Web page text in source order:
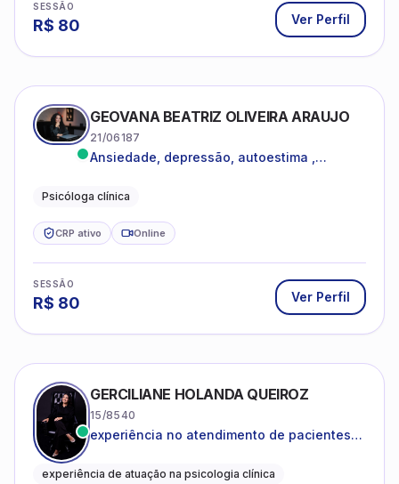
SESSÃO
R$ 80 Ver Perfil
GEOVANA BEATRIZ OLIVEIRA ARAUJO
21/06187
Ansiedade, depressão, autoestima ,
Psicóloga clínica
CRP ativo Online
SESSÃO
R$ 80 Ver Perfil
GERCILIANE HOLANDA QUEIROZ
15/8540
experiência no atendimento de pacientes
catastróficos e comportamentos
experiência de atuação na psicologia clínica